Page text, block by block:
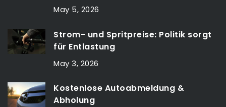
May 5, 2026
Strom- und Spritpreise: Politik sorgt
für Entlastung
May 3, 2026
Kostenlose Autoabmeldung &
Abholung